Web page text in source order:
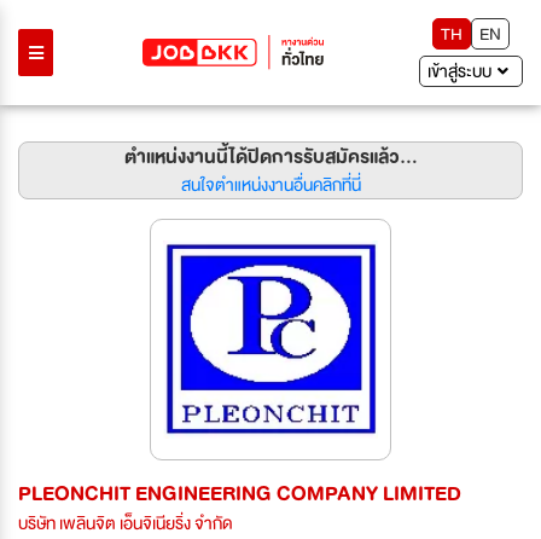
TH
EN
เข้าสู่ระบบ
ตำแหน่งงานนี้ได้ปิดการรับสมัครแล้ว...
สนใจตำแหน่งงานอื่นคลิกที่นี่
PLEONCHIT ENGINEERING COMPANY LIMITED
บริษัท เพลินจิต เอ็นจิเนียริ่ง จำกัด